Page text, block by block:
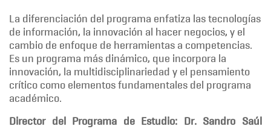
La diferenciación del programa enfatiza las tecnologías
de información, la innovación al hacer negocios, y el
cambio de enfoque de herramientas a competencias.
Es un programa más dinámico, que incorpora la
innovación, la multidisciplinariedad y el pensamiento
crítico como elementos fundamentales del programa
académico.
Director del Programa de Estudio: Dr. Sandro Saúl